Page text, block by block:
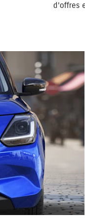
d’offres